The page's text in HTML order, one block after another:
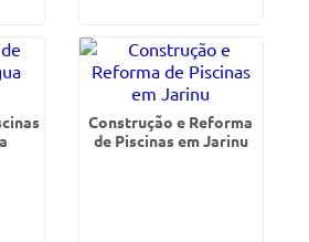
Construção e Reforma
de Piscinas em Jarinu